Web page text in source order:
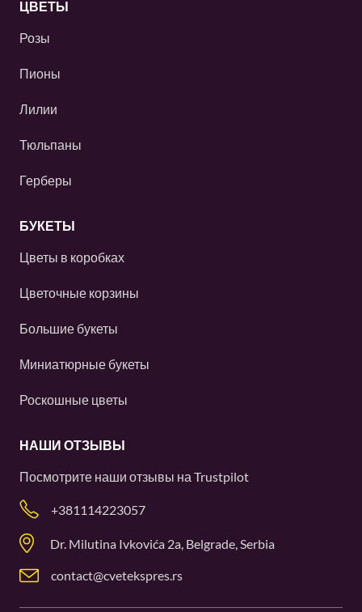
ЦВЕТЫ
Розы
Пионы
Лилии
Тюльпаны
Герберы
БУКЕТЫ
Цветы в коробках
Цветочные корзины
Большие букеты
Миниатюрные букеты
Роскошные цветы
НАШИ ОТЗЫВЫ
Посмотрите наши отзывы на Trustpilot
+381114223057
Dr. Milutina Ivkovića 2a, Belgrade, Serbia
contact@cvetekspres.rs